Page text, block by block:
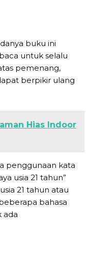
buku ini
untuk selalu
pemenang,
berpikir ulang
Hias Indoor
penggunaan kata
usia 21 tahun”
21 tahun atau
bahasa
ada